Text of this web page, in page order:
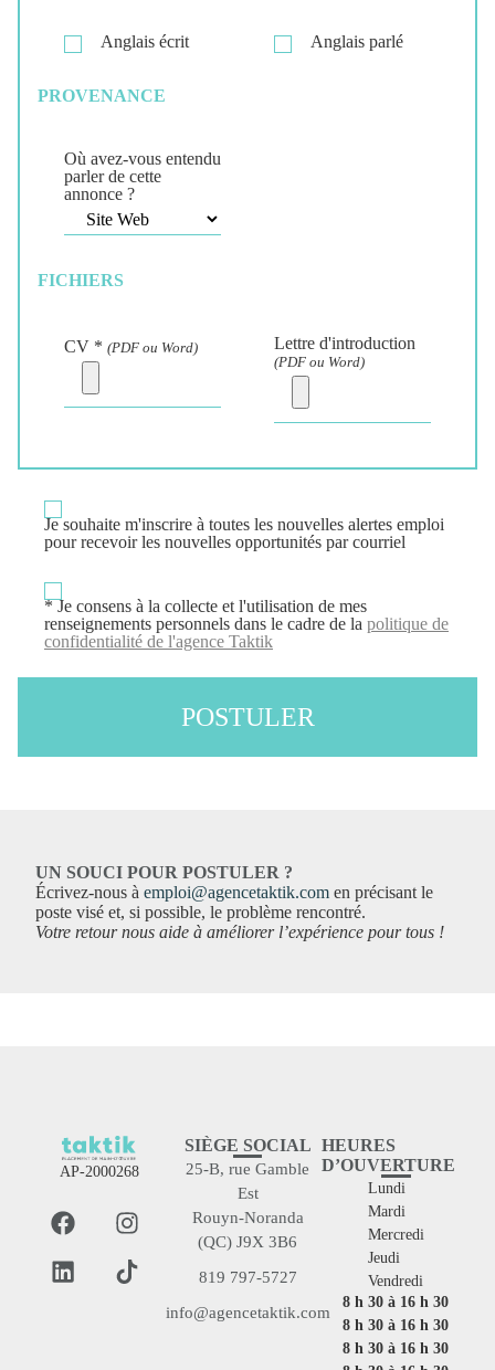
Anglais écrit Anglais parlé
PROVENANCE
Où avez-vous entendu
parler de cette
annonce ?
FICHIERS
CV * (PDF ou Word) Lettre d'introduction
(PDF ou Word)
Je souhaite m'inscrire à toutes les nouvelles alertes emploi
pour recevoir les nouvelles opportunités par courriel
* Je consens à la collecte et l'utilisation de mes
renseignements personnels dans le cadre de la politique de
confidentialité de l'agence Taktik
POSTULER
UN SOUCI POUR POSTULER ?
Écrivez-nous à emploi@agencetaktik.com en précisant le
poste visé et, si possible, le problème rencontré.
Votre retour nous aide à améliorer l’expérience pour tous !
AP-2000268
SIÈGE SOCIAL
25-B, rue Gamble
Est
Rouyn-Noranda
(QC) J9X 3B6
819 797-5727
info@agencetaktik.com
HEURES
D’OUVERTURE
Lundi
Mardi
Mercredi
Jeudi
Vendredi
8 h 30 à 16 h 30
8 h 30 à 16 h 30
8 h 30 à 16 h 30